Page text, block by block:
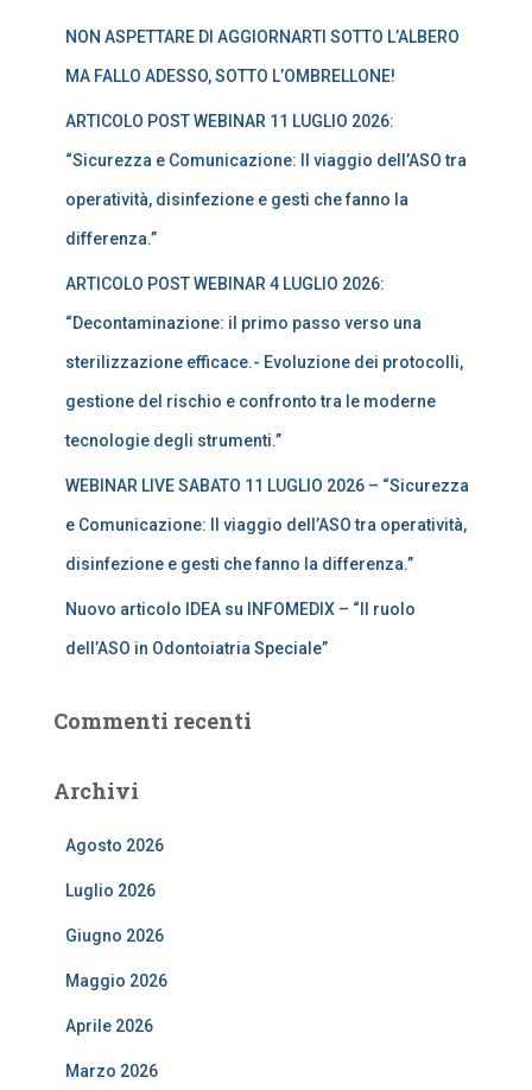
NON ASPETTARE DI AGGIORNARTI SOTTO L’ALBERO
MA FALLO ADESSO, SOTTO L’OMBRELLONE!
ARTICOLO POST WEBINAR 11 LUGLIO 2026:
“Sicurezza e Comunicazione: Il viaggio dell’ASO tra
operatività, disinfezione e gesti che fanno la
differenza.”
ARTICOLO POST WEBINAR 4 LUGLIO 2026:
“Decontaminazione: il primo passo verso una
sterilizzazione efficace.- Evoluzione dei protocolli,
gestione del rischio e confronto tra le moderne
tecnologie degli strumenti.”
WEBINAR LIVE SABATO 11 LUGLIO 2026 – “Sicurezza
e Comunicazione: Il viaggio dell’ASO tra operatività,
disinfezione e gesti che fanno la differenza.”
Nuovo articolo IDEA su INFOMEDIX – “Il ruolo
dell’ASO in Odontoiatria Speciale”
Commenti recenti
Archivi
Agosto 2026
Luglio 2026
Giugno 2026
Maggio 2026
Aprile 2026
Marzo 2026